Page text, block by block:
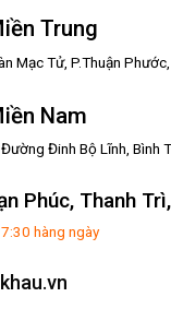
Trung
Mạc Tử, P.Thuận Phước,
Nam
Đinh Bộ Lĩnh, Bình
Phúc, Thanh
hàng ngày